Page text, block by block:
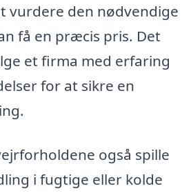
vurdere den nødvendige
få en præcis pris. Det
et firma med erfaring
for at sikre en
også spille
i fugtige eller kolde